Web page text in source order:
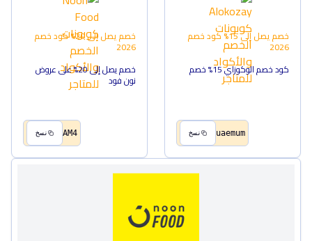
خصم يصل إلى 15% كود خصم
2026
كود خصم الوكوزاي 15% خصم
uaemum نسخ
خصم يصل إلى 20% كود خصم
2026
خصم يصل إلى 20% على عروض
نون فود
AM4 نسخ